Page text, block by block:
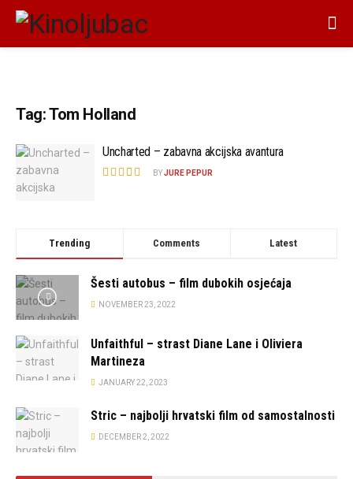
Tag:Tom Holland
Uncharted – zabavna akcijska avantura
BYJURE PEPUR
Trending Comments Latest
Šesti autobus – film dubokih osjećaja
NOVEMBER 23, 2022
Unfaithful – strast Diane Lane i Oliviera
Martineza
JANUARY 22, 2023
Stric – najbolji hrvatski film od samostalnosti
DECEMBER 2, 2022